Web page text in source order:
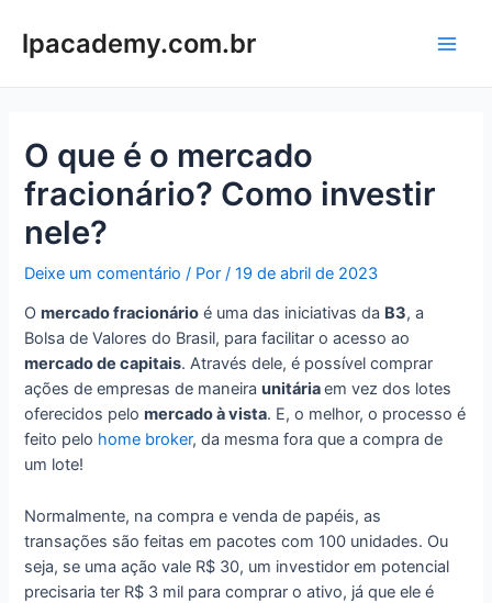
paralpacademy.com.br
O que é o mercado
fracionário? Como investir
nele?
Deixe um comentário / Por/19 de abril de 2023
Omercado fracionário é uma das iniciativas da B3, a
Bolsa de Valores do Brasil, para facilitar o acesso ao
mercado de capitais. Através dele, é possível comprar
ações de empresas de maneiraunitáriaem vez dos lotes
oferecidos pelomercado à vista. E, o melhor, o processo é
feito pelo home broker, da mesma fora que a compra de
um lote!
Normalmente, na compra e venda de papéis, as
transações são feitas em pacotes com 100 unidades. Ou
seja, se uma ação vale R$ 30, um investidor em potencial
precisaria ter R$ 3 mil para comprar o ativo, já que ele é